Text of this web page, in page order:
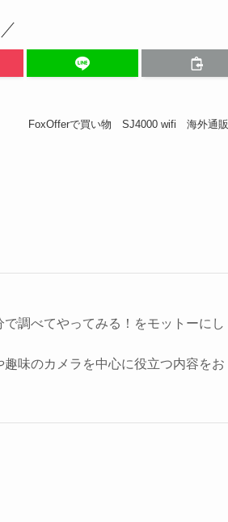
FoxOfferで買い物 SJ4000 wifi 海外通販
調べてやってみる！をモットーにし
味のカメラを中心に役立つ内容をお